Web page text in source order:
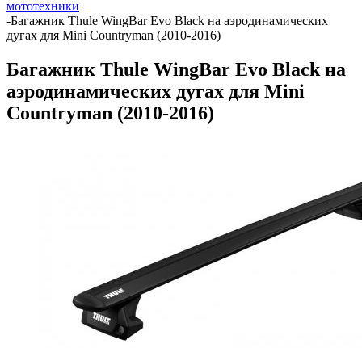
мототехники
-Багажник Thule WingBar Evo Black на аэродинамических
дугах для Mini Countryman (2010-2016)
Багажник Thule WingBar Evo Black на
аэродинамических дугах для Mini
Countryman (2010-2016)